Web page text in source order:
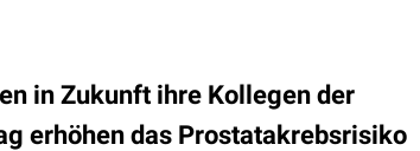
in Zukunft ihre Kollegen der
erhöhen das Prostatakrebsrisiko